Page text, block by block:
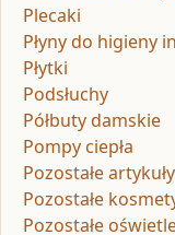
Plecaki
Płyny do higieny
Płytki
Podsłuchy
Półbuty damskie
Pompy ciepła
Pozostałe
Pozostałe
Pozostałe